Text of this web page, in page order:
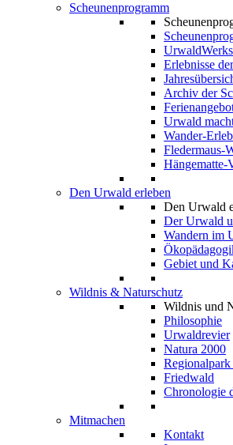
Scheunenprogramm
Erlebnisse
Archiv der
Urwald
Wander-
Fledermaus-
Hängematte-
Den Urwald erleben
Den Urwald
Der Urwald
Wandern im
Gebiet und
Wildnis & Naturschutz
Wildnis und
Philosophie
Urwaldrevier
Natura 2000
Regionalpark
Friedwald
Chronologie
Mitmachen
Kontakt